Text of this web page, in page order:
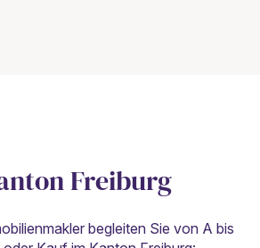
Freiburg
begleiten Sie von A bis